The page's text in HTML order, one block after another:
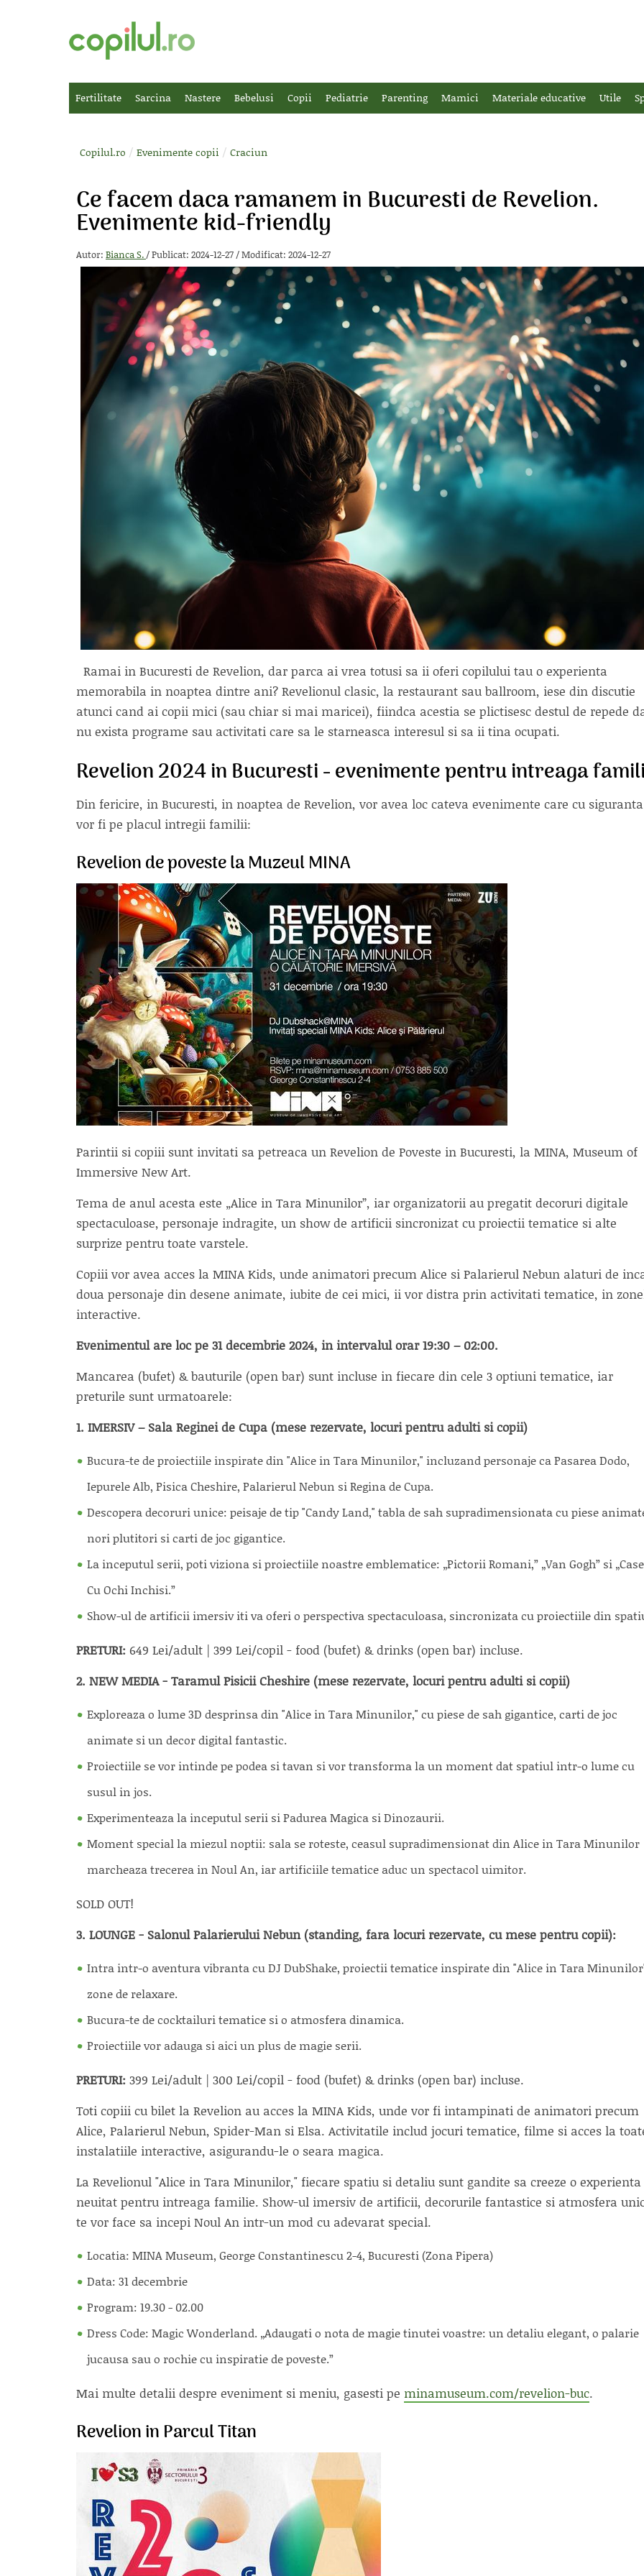
Fertilitate Sarcina Nastere Bebelusi Copii Pediatrie Parenting Mamici Materiale educative Utile
Copilul.ro / Evenimente copii / Craciun
Ce facem daca ramanem in Bucuresti de Revelion.
Evenimente kid-friendly
Autor: Bianca S./Publicat: 2024-12-27/Modificat: 2024-12-27
Ramai in Bucuresti de Revelion, dar parca ai vrea totusi sa ii oferi copilului tau o experienta
memorabila in noaptea dintre ani? Revelionul clasic, la restaurant sau ballroom, iese din discutie
atunci cand ai copii mici (sau chiar si mai maricei), fiindca acestia se plictisesc destul de repede
nu exista programe sau activitati care sa le starneasca interesul si sa ii tina ocupati.
Revelion 2024 in Bucuresti - evenimente pentru intreaga
Din fericire, in Bucuresti, in noaptea de Revelion, vor avea loc cateva evenimente care cu siguranta
vor fi pe placul intregii familii:
Revelion de poveste la Muzeul MINA
Parintii si copiii sunt invitati sa petreaca un Revelion de Poveste in Bucuresti, la MINA, Museum of
Immersive New Art.
Tema de anul acesta este „Alice in Tara Minunilor”, iar organizatorii au pregatit decoruri digitale
spectaculoase, personaje indragite, un show de artificii sincronizat cu proiectii tematice si alte
surprize pentru toate varstele.
Copiii vor avea acces la MINA Kids, unde animatori precum Alice si Palarierul Nebun alaturi de
doua personaje din desene animate, iubite de cei mici, ii vor distra prin activitati tematice, in
interactive.
Evenimentul are loc pe 31 decembrie 2024, in intervalul orar 19:30 – 02:00.
Mancarea (bufet) & bauturile (open bar) sunt incluse in fiecare din cele 3 optiuni tematice, iar
preturile sunt urmatoarele:
1. IMERSIV – Sala Reginei de Cupa (mese rezervate, locuri pentru adulti si copii)
Bucura-te de proiectiile inspirate din "Alice in Tara Minunilor," incluzand personaje ca Pasarea Dodo,
Iepurele Alb, Pisica Cheshire, Palarierul Nebun si Regina de Cupa.
Descopera decoruri unice: peisaje de tip "Candy Land," tabla de sah supradimensionata cu piese
nori plutitori si carti de joc gigantice.
La inceputul serii, poti viziona si proiectiile noastre emblematice: „Pictorii Romani,” „Van Gogh” si
Cu Ochi Inchisi.”
Show-ul de artificii imersiv iti va oferi o perspectiva spectaculoasa, sincronizata cu proiectiile din
PRETURI: 649 Lei/adult | 399 Lei/copil - food (bufet) & drinks (open bar) incluse.
2. NEW MEDIA - Taramul Pisicii Cheshire (mese rezervate, locuri pentru adulti si copii)
Exploreaza o lume 3D desprinsa din "Alice in Tara Minunilor," cu piese de sah gigantice, carti de joc
animate si un decor digital fantastic.
Proiectiile se vor intinde pe podea si tavan si vor transforma la un moment dat spatiul intr-o lume cu
susul in jos.
Experimenteaza la inceputul serii si Padurea Magica si Dinozaurii.
Moment special la miezul noptii: sala se roteste, ceasul supradimensionat din Alice in Tara Minunilor
marcheaza trecerea in Noul An, iar artificiile tematice aduc un spectacol uimitor.
SOLD OUT!
3. LOUNGE - Salonul Palarierului Nebun (standing, fara locuri rezervate, cu mese pentru copii):
Intra intr-o aventura vibranta cu DJ DubShake, proiectii tematice inspirate din "Alice in Tara
zone de relaxare.
Bucura-te de cocktailuri tematice si o atmosfera dinamica.
Proiectiile vor adauga si aici un plus de magie serii.
PRETURI: 399 Lei/adult | 300 Lei/copil - food (bufet) & drinks (open bar) incluse.
Toti copiii cu bilet la Revelion au acces la MINA Kids, unde vor fi intampinati de animatori precum
Alice, Palarierul Nebun, Spider-Man si Elsa. Activitatile includ jocuri tematice, filme si acces la
instalatiile interactive, asigurandu-le o seara magica.
La Revelionul "Alice in Tara Minunilor," fiecare spatiu si detaliu sunt gandite sa creeze o experienta
neuitat pentru intreaga familie. Show-ul imersiv de artificii, decorurile fantastice si atmosfera
te vor face sa incepi Noul An intr-un mod cu adevarat special.
Locatia: MINA Museum, George Constantinescu 2-4, Bucuresti (Zona Pipera)
Data: 31 decembrie
Program: 19.30 - 02.00
Dress Code: Magic Wonderland. „Adaugati o nota de magie tinutei voastre: un detaliu elegant, o palarie
jucausa sau o rochie cu inspiratie de poveste.”
Mai multe detalii despre eveniment si meniu, gasesti pe minamuseum.com/revelion-buc.
Revelion in Parcul Titan